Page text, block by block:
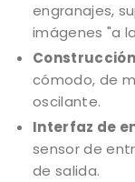
engranajes,
imágenes "a
cómodo, de
oscilante.
Interfaz de
sensor de
de salida.